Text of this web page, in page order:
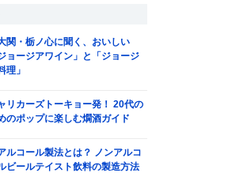
関・栃ノ心に聞く、おいしい
ジョージアワイン」と「ジョージ
理」
リカーズトーキョー発！ 20代の
のポップに楽しむ燗酒ガイド
ルコール製法とは？ ノンアルコ
ビールテイスト飲料の製造方法